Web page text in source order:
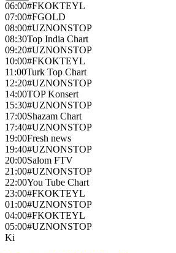
06:00#FKOKTEYL
07:00#FGOLD
08:00#UZNONSTOP
08:30Top India Chart
09:20#UZNONSTOP
10:00#FKOKTEYL
11:00Turk Top Chart
12:20#UZNONSTOP
14:00TOP Konsert
15:30#UZNONSTOP
17:00Shazam Chart
17:40#UZNONSTOP
19:00Fresh news
19:40#UZNONSTOP
20:00Salom FTV
21:00#UZNONSTOP
22:00You Tube Chart
23:00#FKOKTEYL
01:00#UZNONSTOP
04:00#FKOKTEYL
05:00#UZNONSTOP
Ki